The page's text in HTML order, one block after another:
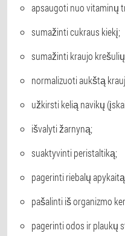
apsaugoti nuo vitaminų
sumažinti cukraus kiekį;
sumažinti kraujo
normalizuoti aukštą
užkirsti kelią navikų
išvalyti žarnyną;
suaktyvinti peristaltiką;
pagerinti riebalų
pašalinti iš organizmo
pagerinti odos ir plaukų